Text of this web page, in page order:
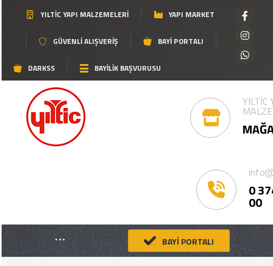
YILTIC YAPI MALZEMELERI YAPI MARKET
GÜVENLI ALIŞVERIŞ BAYI PORTALI
DARKSS BAYİLİK BAŞVURUSU
YILTİC
0
00
BAYİ PORTALI